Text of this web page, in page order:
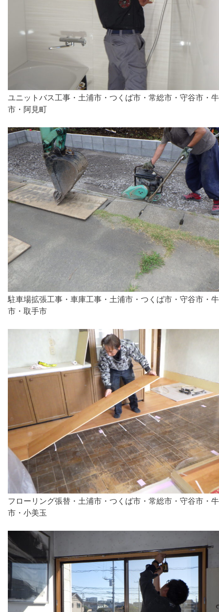
ユニットバス工事・土浦市・つくば市・常総市・守谷市・
市・阿見町
駐車場拡張工事・車庫工事・土浦市・つくば市・守谷市・
市・取手市
フローリング張替・土浦市・つくば市・常総市・守谷市・
市・小美玉